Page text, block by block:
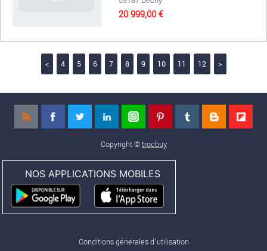
20 999,00 €
< 4 5 6 7 8 9 10 11 12 >
Copyright ©trocbuy
NOS APPLICATIONS MOBILES
Conditions générales d'utilisation